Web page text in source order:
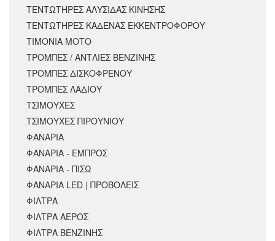
ΤΕΝΤΩΤΗΡΕΣ ΑΛΥΣΙΔΑΣ ΚΙΝΗΣΗΣ
ΤΕΝΤΩΤΗΡΕΣ ΚΑΔΕΝΑΣ ΕΚΚΕΝΤΡΟΦΟΡΟΥ
ΤΙΜΟΝΙΑ ΜΟΤΟ
ΤΡΟΜΠΕΣ / ΑΝΤΛΙΕΣ ΒΕΝΖΙΝΗΣ
ΤΡΟΜΠΕΣ ΔΙΣΚΟΦΡΕΝΟΥ
ΤΡΟΜΠΕΣ ΛΑΔΙΟΥ
ΤΣΙΜΟΥΧΕΣ
ΤΣΙΜΟΥΧΕΣ ΠΙΡΟΥΝΙΟΥ
ΦΑΝΑΡΙΑ
ΦΑΝΑΡΙΑ - ΕΜΠΡΟΣ
ΦΑΝΑΡΙΑ - ΠΙΣΩ
ΦΑΝΑΡΙΑ LED | ΠΡΟΒΟΛΕΙΣ
ΦΙΛΤΡΑ
ΦΙΛΤΡΑ ΑΕΡΟΣ
ΦΙΛΤΡΑ ΒΕΝΖΙΝΗΣ